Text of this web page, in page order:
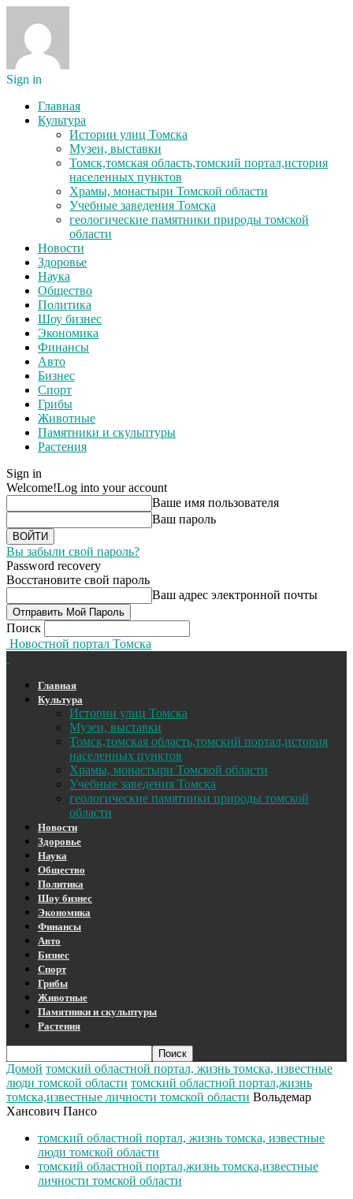
Sign in
Главная
Культура
Истории улиц Томска
Музеи, выставки
Томск,томская область,томский портал,история
населенных пунктов
Храмы, монастыри Томской области
Учебные заведения Томска
геологические памятники природы томской
области
Новости
Здоровье
Наука
Общество
Политика
Шоу бизнес
Экономика
Финансы
Авто
Бизнес
Спорт
Грибы
Животные
Памятники и скульптуры
Растения
Sign in
Welcome!Log into your account
Ваше имя пользователя
Ваш пароль
Вы забыли свой пароль?
Password recovery
Восстановите свой пароль
Ваш адрес электронной почты
Поиск
Новостной портал Томска
Главная
Культура
Истории улиц Томска
Музеи, выставки
Томск,томская область,томский портал,история
населенных пунктов
Храмы, монастыри Томской области
Учебные заведения Томска
геологические памятники природы томской
области
Новости
Здоровье
Наука
Общество
Политика
Шоу бизнес
Экономика
Финансы
Авто
Бизнес
Спорт
Грибы
Животные
Памятники и скульптуры
Растения
Домой томский областной портал, жизнь томска, известные
люди томской области томский областной портал,жизнь
томска,известные личности томской области Вольдемар
Хансович Пансо
томский областной портал, жизнь томска, известные
люди томской области
томский областной портал,жизнь томска,известные
личности томской области